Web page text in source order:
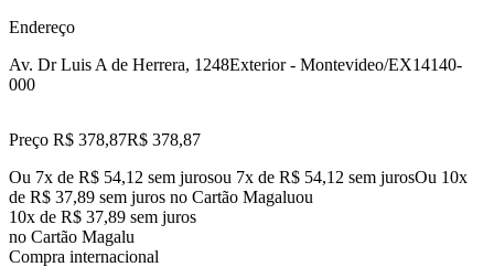
Endereço
Av. Dr Luis A de Herrera, 1248Exterior - Montevideo/EX14140-
000
Preço R$ 378,87R$ 378,87
Ou 7x de R$ 54,12 sem jurosou 7x de R$ 54,12 sem jurosOu 10x
de R$ 37,89 sem juros no Cartão Magaluou
10x de R$ 37,89 sem juros
no Cartão Magalu
Compra internacional